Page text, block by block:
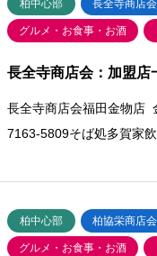
柏中心部 長全寺商店会
グルメ・お食事・お酒
長全寺商店会：加盟店
長全寺商店会福田金物店
7163-5809そば処多賀家
柏中心部 柏協栄商店会
グルメ・お食事・お酒